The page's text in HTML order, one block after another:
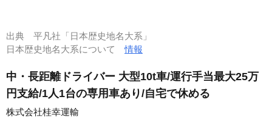
出典 平凡社「日本歴史地名大系」
日本歴史地名大系について情報
中・長距離ドライバー 大型10t車/運行手当最大25万
円支給/1人1台の専用車あり/自宅で休める
株式会社桂幸運輸